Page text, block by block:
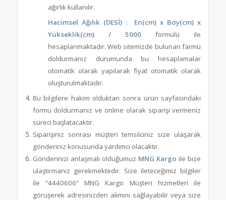
ağırlık kullanılır.
Hacimsel Ağılık (DESİ) :
En(cm) x Boy(cm) x
Yükseklik(cm) / 5000 formülü ile
hesaplanmaktadır. Web sitemizde bulunan farmu
doldurmanız durumunda bu hesaplamalar
otomatik olarak yapılarak fiyat otomatik olarak
oluşturulmaktadır.
Bu bilgilere hakim olduktan sonra ürün sayfasındaki
formu doldurmanız ve online olarak siparişi vermeniz
süreci başlatacaktır.
Siparişiniz sonrası müşteri temsilciniz size ulaşarak
gönderiniz konusunda yardımcı olacaktır.
Gönderinizi anlaşmalı olduğumuz MNG Kargo ile bize
ulaştırmanız gerekmektedir. Size ileteceğimiz bilgiler
ile “4440606” MNG Kargo Müşteri hizmetleri ile
görüşerek adresinizden alımını sağlayabilir veya size